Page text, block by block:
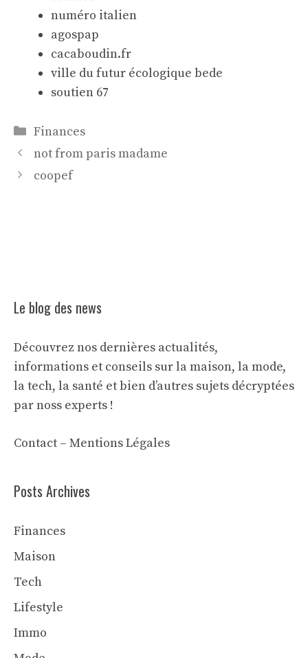
numéro italien
agospap
cacaboudin.fr
ville du futur écologique bede
soutien 67
Catégories
Finances
not from paris madame
coopef
Le blog des news
Découvrez nos dernières actualités,
informations et conseils sur la maison, la mode,
la tech, la santé et bien d’autres sujets décryptées
par noss experts !
Contact – Mentions Légales
Posts Archives
Finances
Maison
Tech
Lifestyle
Immo